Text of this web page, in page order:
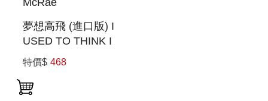
夢想高飛 (進口版) I
USED TO THINK I
COULD FLY
特價$ 468